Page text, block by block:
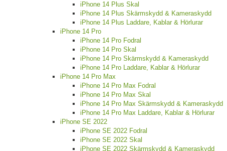
iPhone 14 Plus Skal
iPhone 14 Plus Skärmskydd & Kameraskydd
iPhone 14 Plus Laddare, Kablar & Hörlurar
iPhone 14 Pro
iPhone 14 Pro Fodral
iPhone 14 Pro Skal
iPhone 14 Pro Skärmskydd & Kameraskydd
iPhone 14 Pro Laddare, Kablar & Hörlurar
iPhone 14 Pro Max
iPhone 14 Pro Max Fodral
iPhone 14 Pro Max Skal
iPhone 14 Pro Max Skärmskydd & Kameraskydd
iPhone 14 Pro Max Laddare, Kablar & Hörlurar
iPhone SE 2022
iPhone SE 2022 Fodral
iPhone SE 2022 Skal
iPhone SE 2022 Skärmskydd & Kameraskydd